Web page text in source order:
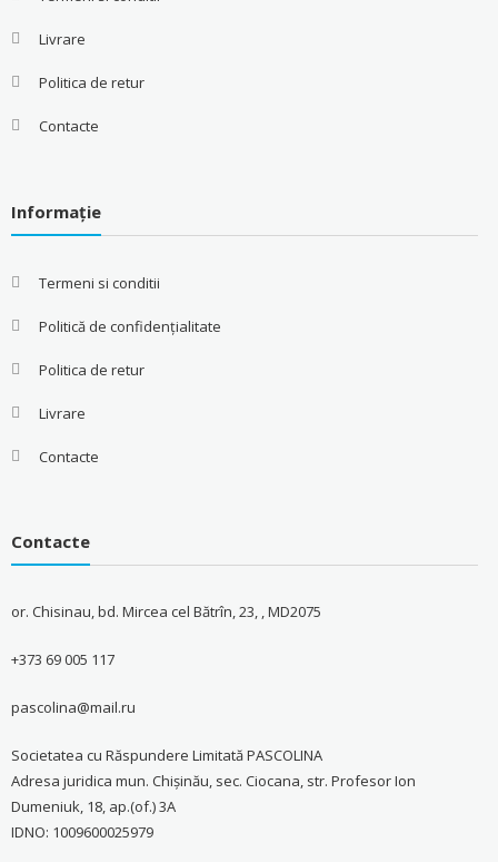
Livrare
Politica de retur
Contacte
Informație
Termeni si conditii
Politică de confidențialitate
Politica de retur
Livrare
Contacte
Contacte
or. Chisinau, bd. Mircea cel Bătrîn, 23, , MD2075
+373 69 005 117
pascolina@mail.ru
Societatea cu Răspundere Limitată PASCOLINA
Adresa juridica mun. Chişinău, sec. Ciocana, str. Profesor Ion
Dumeniuk, 18, ap.(of.) 3A
IDNO: 1009600025979